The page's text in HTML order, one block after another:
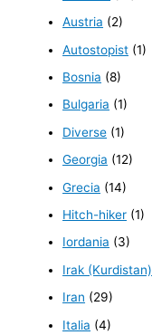
Austria (2)
Autostopist (1)
Bosnia (8)
Bulgaria (1)
Diverse (1)
Georgia (12)
Grecia (14)
Hitch-hiker (1)
Iordania (3)
Irak (Kurdistan)
Iran (29)
Italia (4)